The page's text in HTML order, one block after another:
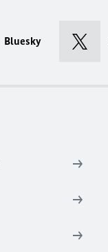
Bluesky